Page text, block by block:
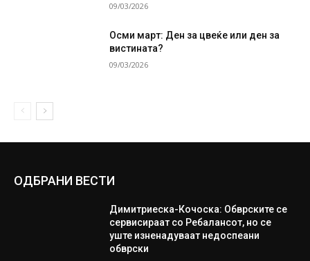
09/03/2026
Осми март: Ден за цвеќе или ден за
вистината?
09/03/2026
ОДБРАНИ ВЕСТИ
Димитриеска-Кочоска: Обврските се
сервисираат со Ребалансот, но се
уште изненадуваат недоспеани
обврски